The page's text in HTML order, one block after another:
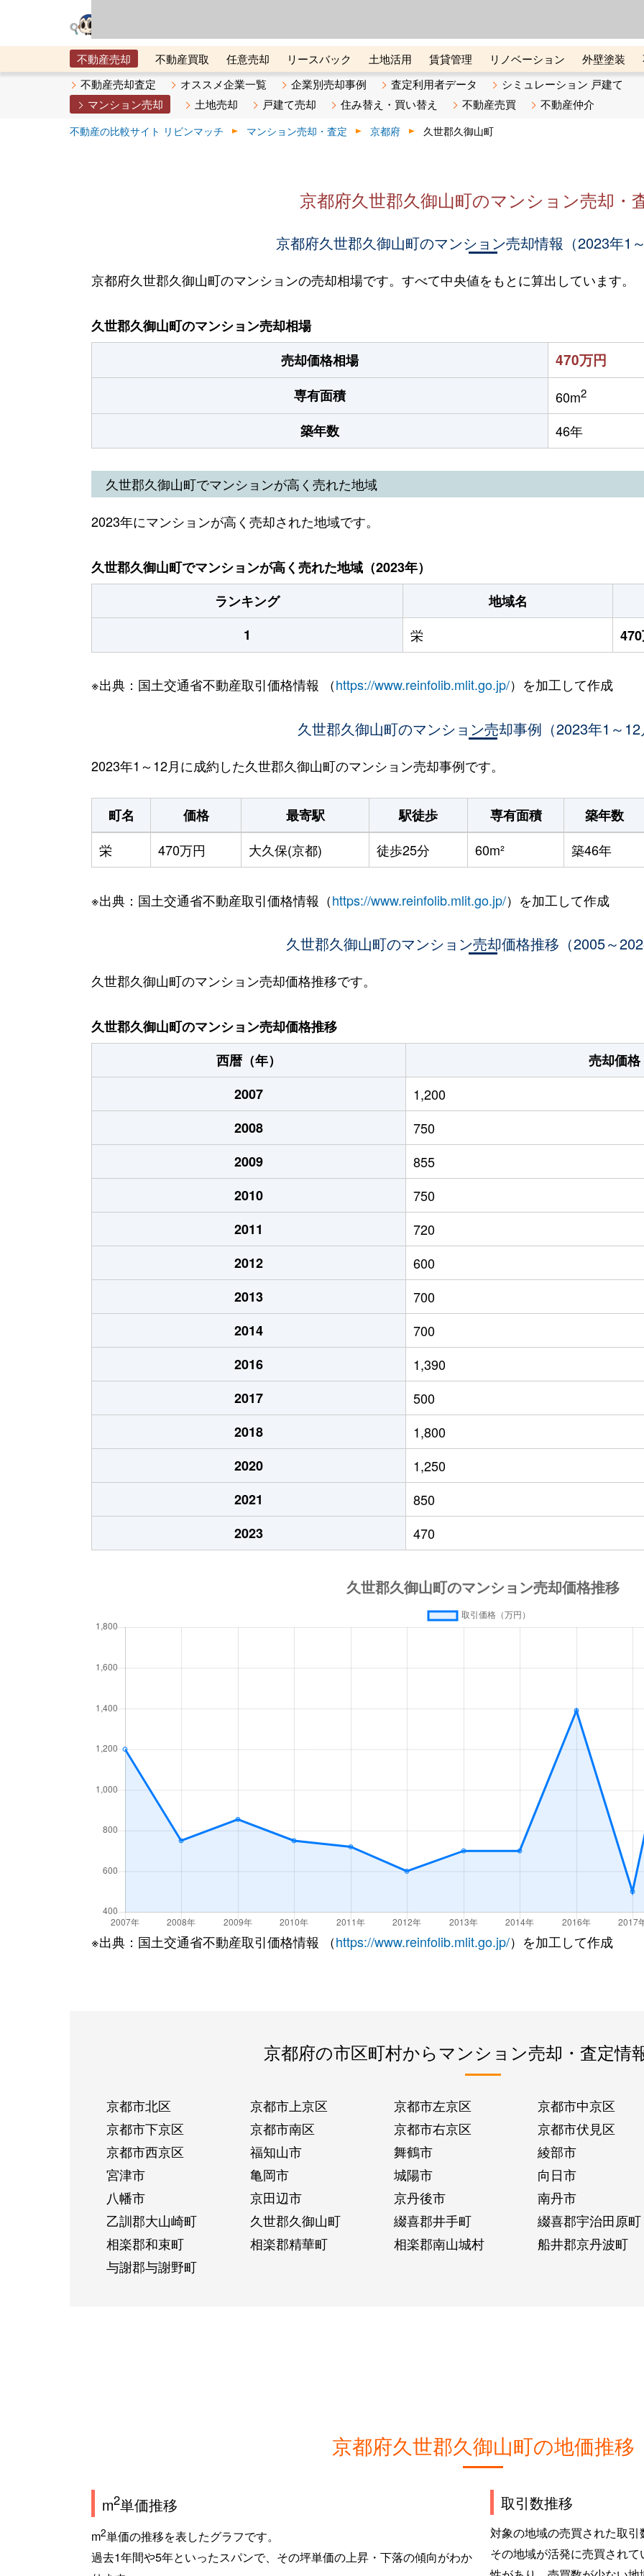
不動産売却 不動産買取 任意売却 リースバック 土地活用 賃貸管理 リノベーション 外壁塗装
メタ住宅展示場
ベスト不動産カンパニー オンライン講座 リビンマガジンBiz 不動産売却ご相談デスク
不動産売却査定 オススメ企業一覧 企業別売却事例 査定利用者データ
シミュレーション 戸建て
マンション売却
土地売却 戸建て売却 住み替え・買い替え 不動産売買 不動産仲介
不動産の比較サイト リビンマッチ マンション売却・査定 京都府 久世郡久御山町
京都府久世郡久御山町のマンション売却・
京都府久世郡久御山町のマンション売却情報（2023年1
京都府久世郡久御山町のマンションの売却相場です。すべて中央値をもとに算出しています。
久世郡久御山町のマンション売却相場
売却価格相場
470万円
専有面積 60m2
築年数 46年
久世郡久御山町でマンションが高く売れた地域
2023年にマンションが高く売却された地域です。
久世郡久御山町でマンションが高く売れた地域（2023年）
ランキング
地域名
1
栄
※出典：国土交通省不動産取引価格情報 （https://www.reinfolib.mlit.go.jp/）を加工して作成
久世郡久御山町のマンション売却事例（2023年1～
2023年1～12月に成約した久世郡久御山町のマンション売却事例です。
町名 価格 最寄駅 駅徒歩 専有面積
築年数
栄
470万円 大久保(京都) 徒歩25分 60m² 築46年
※出典：国土交通省不動産取引価格情報（https://www.reinfolib.mlit.go.jp/）を加工して作成
久世郡久御山町のマンション売却価格推移（2005～
久世郡久御山町のマンション売却価格推移です。
久世郡久御山町のマンション売却価格推移
西暦（年）
売却価
2007
1,200
2008
750
2009
855
2010
750
2011
720
2012
600
2013
700
2014
700
2016
1,390
2017
500
2018
1,800
2020
1,250
2021
850
2023
470
※出典：国土交通省不動産取引価格情報 （https://www.reinfolib.mlit.go.jp/）を加工して作成
京都府の市区町村からマンション売却・査定情
京都市北区 京都市上京区 京都市左京区
京都市中京区
京都市下京区
京都市南区 京都市右京区
京都市伏見区
京都市西京区
福知山市 舞鶴市
綾部市
宮津市
亀岡市 城陽市
向日市
八幡市
京田辺市 京丹後市
南丹市
乙訓郡大山崎町
久世郡久御山町 綴喜郡井手町
綴喜郡宇治田原町
相楽郡和束町
相楽郡精華町 相楽郡南山城村
船井郡京丹波町
与謝郡与謝野町
京都府久世郡久御山町の地価推移
m2単価推移
m2単価の推移を表したグラフです。
過去1年間や5年といったスパンで、その坪単価の上昇・下落の傾向がわか
取引数推移
対象の地域の売買された取
その地域が活発に売買され